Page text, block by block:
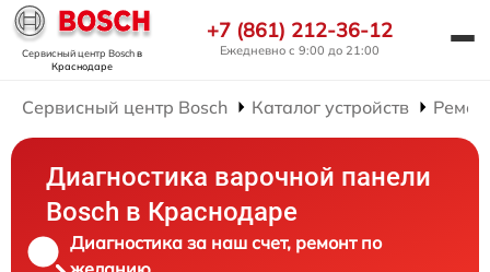
Сервисный центр Boschв
Краснодаре
+7 (861) 212-36-12
Ежедневно с 9:00 до 21:00
Сервисный центр Bosch Каталог устройств
Диагностика варочной панели
Bosch в Краснодаре
Диагностика за наш счет, ремонт по